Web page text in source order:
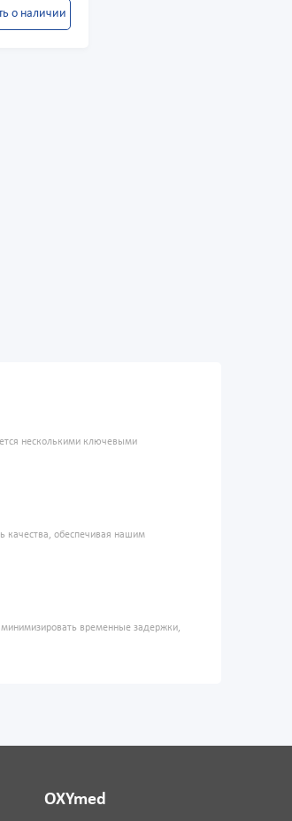
о наличии
несколькими ключевыми
качества, обеспечивая нашим
минимизировать временные задержки,
OXYmed